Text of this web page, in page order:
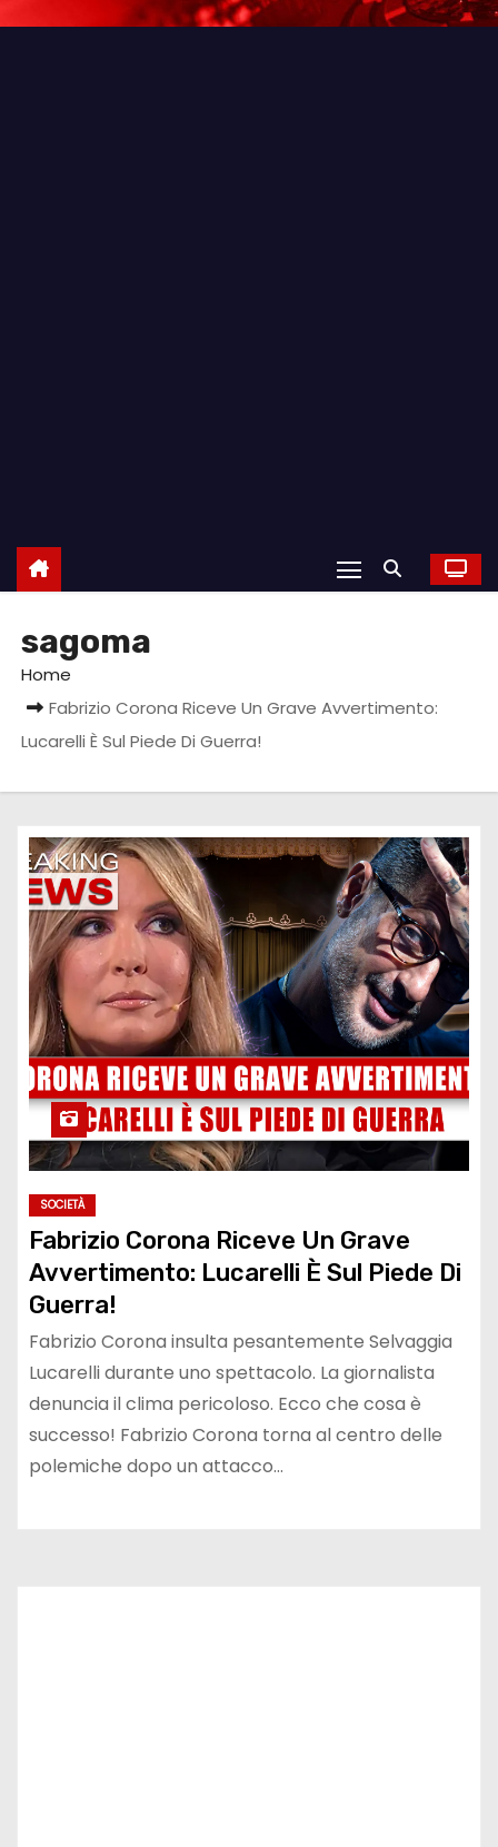
sagoma
Home
Fabrizio Corona Riceve Un Grave Avvertimento:
Lucarelli È Sul Piede Di Guerra!
SOCIETÀ
Fabrizio Corona Riceve Un Grave
Avvertimento: Lucarelli È Sul Piede Di
Guerra!
Fabrizio Corona insulta pesantemente Selvaggia
Lucarelli durante uno spettacolo. La giornalista
denuncia il clima pericoloso. Ecco che cosa è
successo! Fabrizio Corona torna al centro delle
polemiche dopo un attacco…